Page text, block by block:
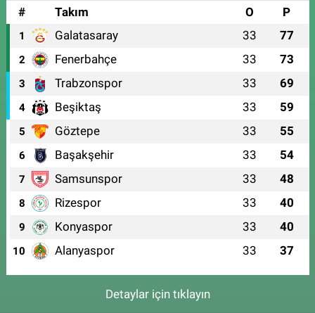
#
Takım O P
1 Galatasaray 33 77
2 Fenerbahçe 33 73
3 Trabzonspor 33 69
4 Beşiktaş 33 59
5 Göztepe 33 55
6 Başakşehir 33 54
7 Samsunspor 33 48
8 Rizespor 33 40
9 Konyaspor 33 40
10 Alanyaspor 33 37
Detaylar için tıklayın